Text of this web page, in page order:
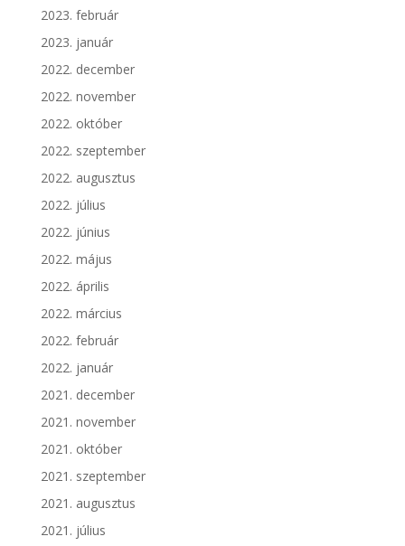
2023. február
2023. január
2022. december
2022. november
2022. október
2022. szeptember
2022. augusztus
2022. július
2022. június
2022. május
2022. április
2022. március
2022. február
2022. január
2021. december
2021. november
2021. október
2021. szeptember
2021. augusztus
2021. július